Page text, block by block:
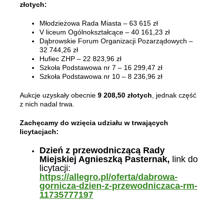
złotych:
Młodzieżowa Rada Miasta – 63 615 zł
V liceum Ogólnokształcące – 40 161,23 zł
Dąbrowskie Forum Organizacji Pozarządowych –
32 744,26 zł
Hufiec ZHP – 22 823,96 zł
Szkoła Podstawowa nr 7 – 16 299,47 zł
Szkoła Podstawowa nr 10 – 8 236,96 zł
Aukcje uzyskały obecnie 9 208,50 złotych , jednak część
z nich nadal trwa.
Zachęcamy do wzięcia udziału w trwających
licytacjach:
Dzień z przewodniczącą Rady
Miejskiej Agnieszką Pasternak, link do
licytacji:
https://allegro.pl/oferta/dabrowa-
gornicza-dzien-z-przewodniczaca-rm-
11735777197